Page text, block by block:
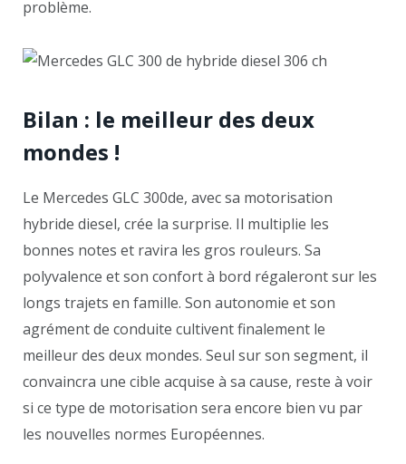
problème.
Bilan : le meilleur des deux
mondes !
Le Mercedes GLC 300de, avec sa motorisation
hybride diesel, crée la surprise. Il multiplie les
bonnes notes et ravira les gros rouleurs. Sa
polyvalence et son confort à bord régaleront sur les
longs trajets en famille. Son autonomie et son
agrément de conduite cultivent finalement le
meilleur des deux mondes. Seul sur son segment, il
convaincra une cible acquise à sa cause, reste à voir
si ce type de motorisation sera encore bien vu par
les nouvelles normes Européennes.